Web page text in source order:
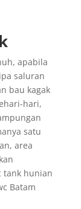
apabila
saluran
bau kagak
hari,
satu
area
tank hunian
Batam